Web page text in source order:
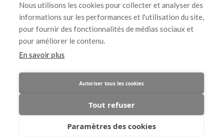
Nous utilisons les cookies pour collecter et analyser des
informations sur les performances et l'utilisation du site,
pour fournir des fonctionnalités de médias sociaux et
pour améliorer le contenu.
En savoir plus
Autoriser tous les cookies
Tout refuser
Paramètres des cookies
INFORMATIONS LÉGALES 
Membre de l'ADAGP - Tous droits réservés